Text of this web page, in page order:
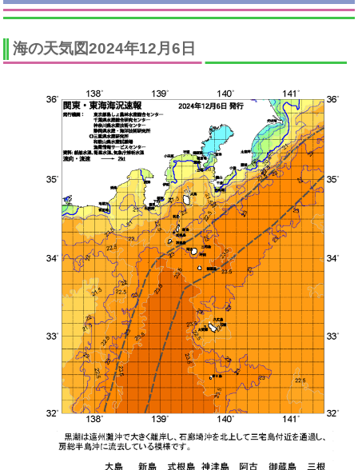
海の天気図2024年12月6日